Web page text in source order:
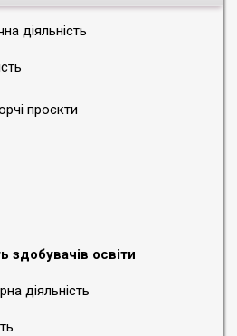
діяльність
проєкти
здобувачів освіти
діяльність